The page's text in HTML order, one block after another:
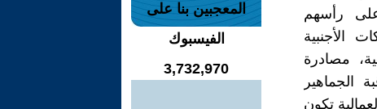
رأسهم
الأجنبية
مصادرة
الجماهير
تكون
المعجبين بنا على
الفيسبوك
3,732,970